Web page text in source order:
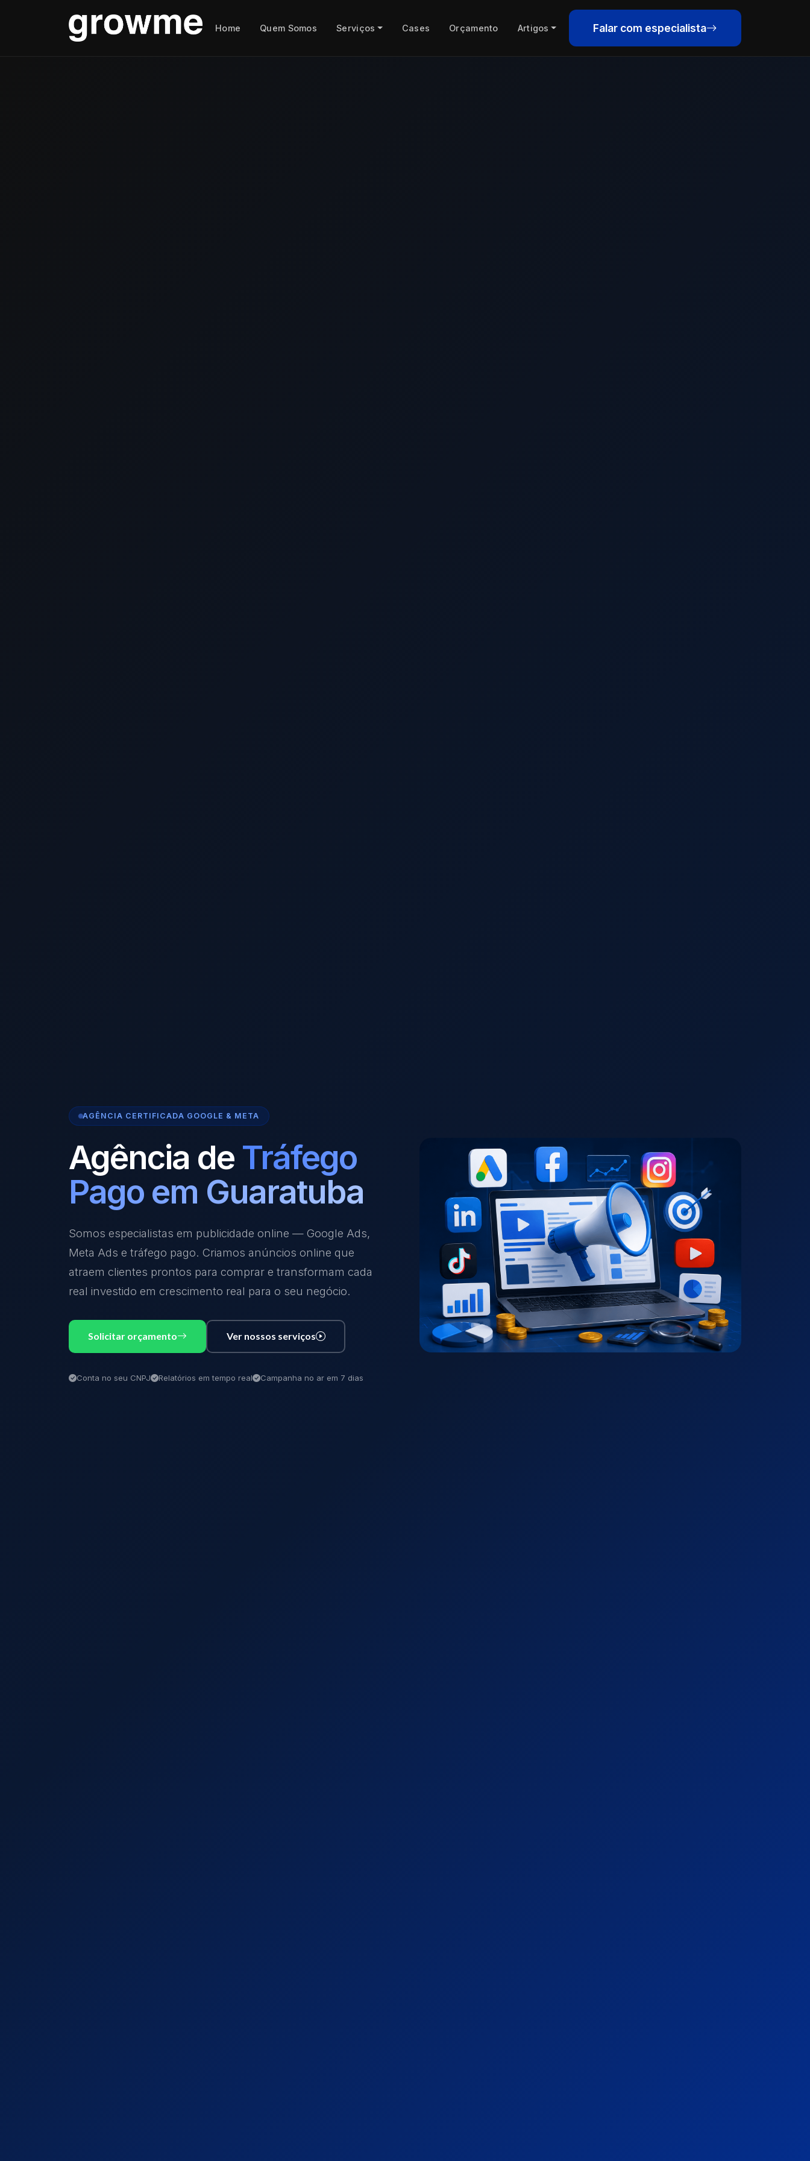
Home Quem Somos Serviços Cases Orçamento Artigos Falar com especialista
AGÊNCIA CERTIFICADA GOOGLE & META
Agência de Tráfego
Pago em Guaratuba
Somos especialistas em publicidade online — Google Ads,
Meta Ads e tráfego pago. Criamos anúncios online que
atraem clientes prontos para comprar e transformam cada
real investido em crescimento real para o seu negócio.
Solicitar orçamento Ver nossos serviços
Conta no seu CNPJ Relatórios em tempo real Campanha no ar em 7 dias